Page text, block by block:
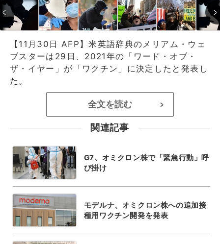
【11月30日 AFP】米英語辞典のメリアム・ウェ
ブスターは29日、2021年の「ワード・オブ・
ザ・イヤー」が「ワクチン」に決定したと発表し
た。
全文を読む >
関連記事
G7、オミクロン株で「緊急行動」呼
び掛け
モデルナ、オミクロン株への追加接
種用ワクチン開発を発表